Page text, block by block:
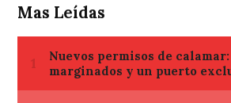
Mas Leídas